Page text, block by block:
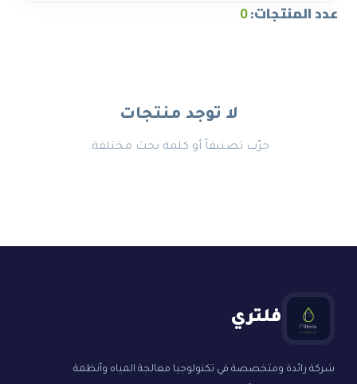
عدد المنتجات:0
لا توجد منتجات
جرّب تصنيفاً أو كلمة بحث مختلفة.
فلتري
شركة رائدة ومتخصصة في تكنولوجيا معالجة المياه وأنظمة